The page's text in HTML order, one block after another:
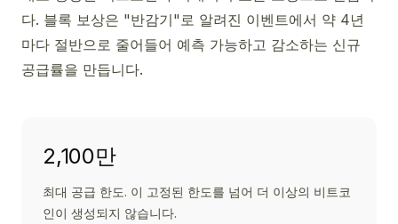
다. 블록 보상은 "반감기"로 알려진 이벤트에서 약 4년
마다 절반으로 줄어들어 예측 가능하고 감소하는 신규
공급률을 만듭니다.
2,100만
최대 공급 한도. 이 고정된 한도를 넘어 더 이상의 비트코
인이 생성되지 않습니다.